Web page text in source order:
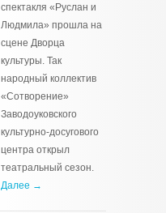
спектакля «Руслан и
Людмила» прошла на
сцене Дворца
культуры. Так
народный коллектив
«Сотворение»
Заводоуковского
культурно-досугового
центра открыл
театральный сезон.
Далее →